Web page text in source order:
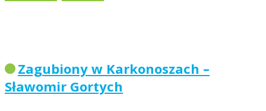
Zagubiony w Karkonoszach –
Sławomir Gortych